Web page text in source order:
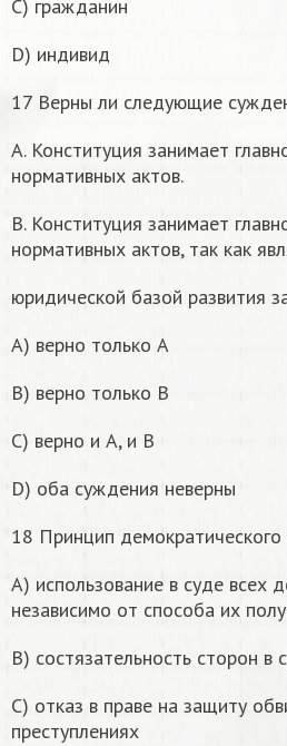
С) гражданин
D) индивид
17 Верны ли следующие
А. Конституция занимает
нормативных актов.
В. Конституция занимает
нормативных актов, так как
юридической базой развития
А) верно только А
В) верно только В
С) верно и А, и В
D) оба суждения неверны
18 Принцип демократического
А) использование в суде всех
независимо от способа их
В) состязательность сторон в
С) отказ в праве на защиту
преступлениях